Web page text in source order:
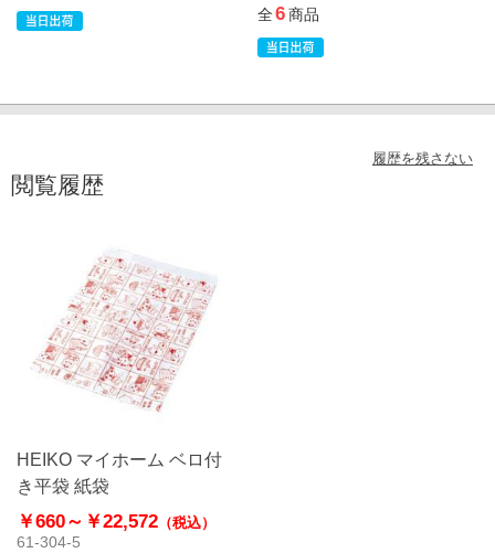
全6商品
履歴を残さない
閲覧履歴
HEIKO マイホーム ベロ付
き平袋 紙袋
￥660～ ￥22,572 （税込）
61-304-5